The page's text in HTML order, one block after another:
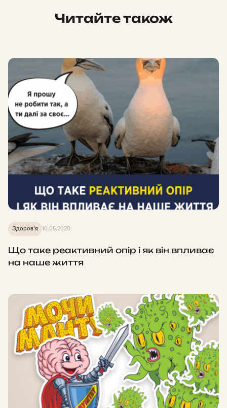
Читайте також
Здоров'я 10.05.2020
Що таке реактивний опір і як він впливає
на наше життя